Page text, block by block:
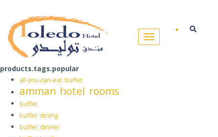
products.tags.popular
all-you-can-eat buffet
amman hotel rooms
buffet
buffet dining
buffet dinner